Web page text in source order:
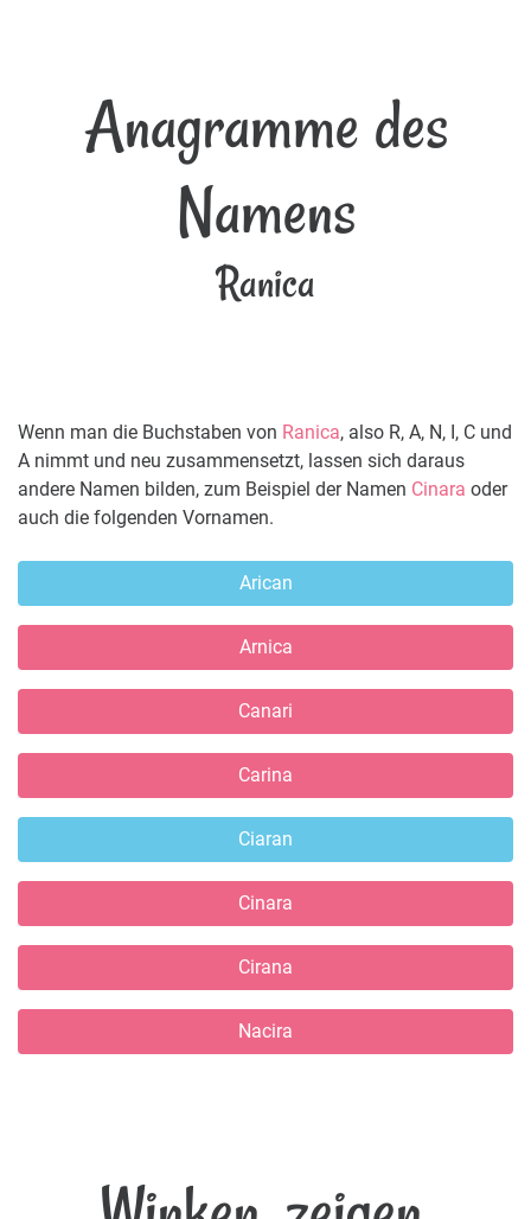
Anagramme des
Namens
Ranica
Wenn man die Buchstaben von Ranica, also R, A, N, I, C und
A nimmt und neu zusammensetzt, lassen sich daraus
andere Namen bilden, zum Beispiel der Namen Cinara oder
auch die folgenden Vornamen.
Arican
Arnica
Canari
Carina
Ciaran
Cinara
Cirana
Nacira